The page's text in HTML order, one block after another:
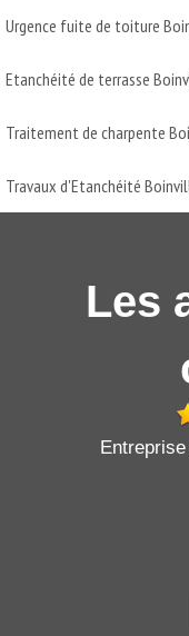
Urgence fuite de toiture
Etanchéité de terrasse
Traitement de charpente
Travaux d'Etanchéité
Les